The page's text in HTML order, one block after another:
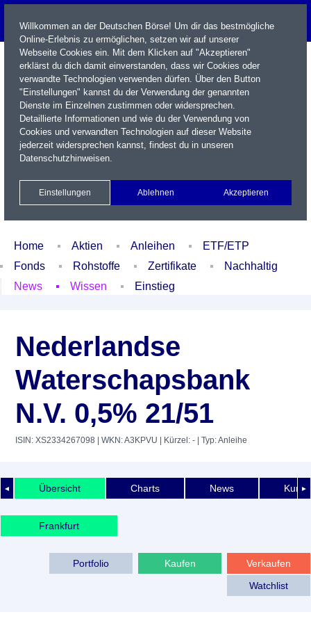
Name / WKN / ISIN / Kürzel
Xetra Realtime
Watchlist Portfolio Login
Home Aktien Anleihen
ETF/ETP
Fonds
Rohstoffe Zertifikate
Nachhaltig
News
Wissen Einstieg
Nederlandse
Waterschapsbank
N.V. 0,5% 21/51
ISIN: XS2334267098 | WKN: A3KPVU | Kürzel: - | Typ: Anleihe
◄ ►
Übersicht Charts News
Frankfurt
Verkaufen
Kaufen
Portfolio
Watchlist
Willkommen an der Deutschen Börse! Um dir das bestmögliche
Online-Erlebnis zu ermöglichen, setzen wir auf unserer
Webseite Cookies ein. Mit dem Klicken auf "Akzeptieren"
erklärst du dich damit einverstanden, dass wir Cookies oder
verwandte Technologien verwenden dürfen. Über den Button
"Einstellungen" kannst du der Verwendung der genannten
Dienste im Einzelnen zustimmen oder widersprechen.
Detaillierte Informationen und wie du der Verwendung von
Cookies und verwandten Technologien auf dieser Website
jederzeit widersprechen kannst, findest du in unseren
Datenschutzhinweisen.
Einstellungen Ablehnen Akzeptieren